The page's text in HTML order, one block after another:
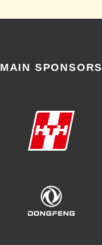
MAIN SPONSORS